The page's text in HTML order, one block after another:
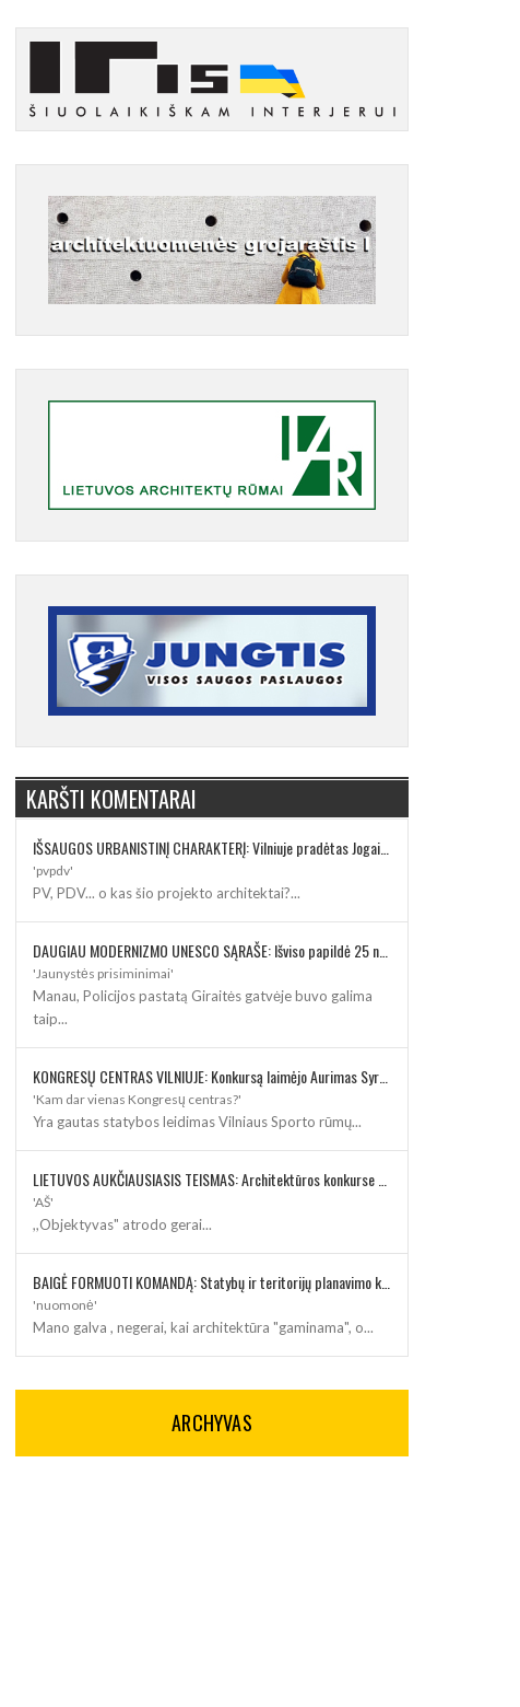
KARŠTI KOMENTARAI
IŠSAUGOS URBANISTINĮ CHARAKTERĮ: Vilniuje pradėtas Jogailos gatvės remontas
'pvpdv'
PV, PDV... o kas šio projekto architektai?...
DAUGIAU MODERNIZMO UNESCO SĄRAŠE: Išviso papildė 25 nauji paveldo objektai
'Jaunystės prisiminimai'
Manau, Policijos pastatą Giraitės gatvėje buvo galima
taip...
KONGRESŲ CENTRAS VILNIUJE: Konkursą laimėjo Aurimas Syrusas su „IMPLMNT architects“
'Kam dar vienas Kongresų centras?'
Yra gautas statybos leidimas Vilniaus Sporto rūmų...
LIETUVOS AUKČIAUSIASIS TEISMAS: Architektūros konkurse varžosi 8 rekonstrukcijos vizijos
'AŠ'
,,Objektyvas" atrodo gerai...
BAIGĖ FORMUOTI KOMANDĄ: Statybų ir teritorijų planavimo klausimus kuruos architektė
'nuomonė'
Mano galva , negerai, kai architektūra "gaminama", o...
ARCHYVAS